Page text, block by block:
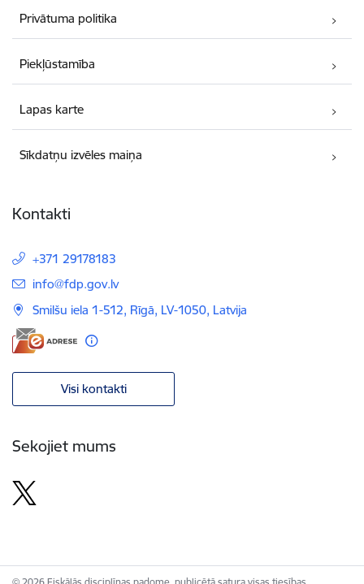
Privātuma politika
Piekļūstamība
Lapas karte
Sīkdatņu izvēles maiņa
Kontakti
+371 29178183
E-pasts:
info@fdp.gov.lv
Smilšu iela 1-512, Rīgā, LV-1050, Latvija
Visi kontakti
Sekojiet mums